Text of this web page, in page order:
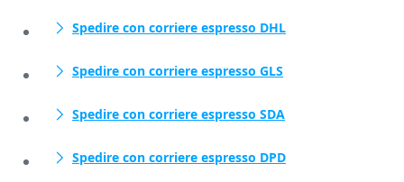
Spedire con corriere espresso DHL
Spedire con corriere espresso GLS
Spedire con corriere espresso SDA
Spedire con corriere espresso DPD